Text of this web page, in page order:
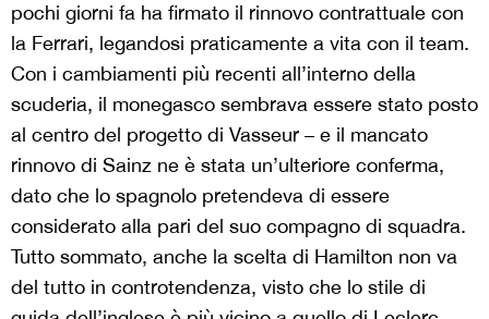
pochi giorni fa ha firmato il rinnovo contrattuale con
la Ferrari, legandosi praticamente a vita con il team.
Con i cambiamenti più recenti all’interno della
scuderia, il monegasco sembrava essere stato posto
al centro del progetto di Vasseur – e il mancato
rinnovo di Sainz ne è stata un’ulteriore conferma,
dato che lo spagnolo pretendeva di essere
considerato alla pari del suo compagno di squadra.
Tutto sommato, anche la scelta di Hamilton non va
del tutto in controtendenza, visto che lo stile di